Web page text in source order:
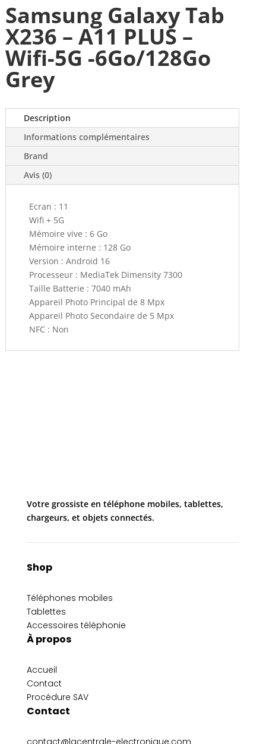
Samsung Galaxy Tab
X236 – A11 PLUS –
Wifi-5G -6Go/128Go
Grey
Description
Informations complémentaires
Brand
Avis (0)
Ecran : 11
Wifi + 5G
Mémoire vive : 6 Go
Mémoire interne : 128 Go
Version : Android 16
Processeur : MediaTek Dimensity 7300
Taille Batterie : 7040 mAh
Appareil Photo Principal de 8 Mpx
Appareil Photo Secondaire de 5 Mpx
NFC : Non
Votre grossiste en téléphone mobiles, tablettes,
chargeurs, et objets connectés.
Shop
Téléphones mobiles
Tablettes
Accessoires téléphonie
À propos
Accueil
Contact
Procédure SAV
Contact
contact@lacentrale-electronique.com